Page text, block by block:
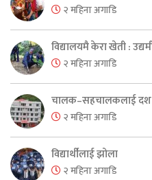
२ महिना अगाडि
विद्यालयमै केरा खेती : उद्यमी
२ महिना अगाडि
चालक–सहचालकलाई दश
२ महिना अगाडि
विद्यार्थीलाई झोला
२ महिना अगाडि